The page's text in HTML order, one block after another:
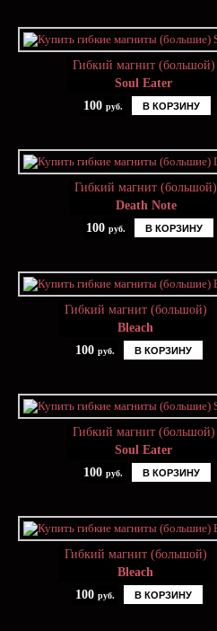
Гибкий магнит (большой)
Soul Eater
100 руб. В КОРЗИНУ
Гибкий магнит (большой)
Death Note
100 руб. В КОРЗИНУ
Гибкий магнит (большой)
Bleach
100 руб. В КОРЗИНУ
Гибкий магнит (большой)
Soul Eater
100 руб. В КОРЗИНУ
Гибкий магнит (большой)
Bleach
100 руб. В КОРЗИНУ